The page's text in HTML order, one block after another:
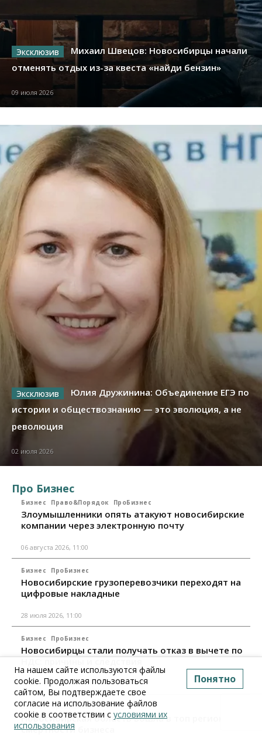
Михаил Швецов: Новосибирцы начали
отменять отдых из-за квеста «найди бензин»
09 июля 2026
Юлия Дружинина: Объединение ЕГЭ по
истории и обществознанию — это эволюция, а не
революция
02 июля 2026
Про Бизнес
Бизнес Право&Порядок ПроБизнес
Злоумышленники опять атакуют новосибирские
компании через электронную почту
06 августа 2026, 11:00
Бизнес ПроБизнес
Новосибирские грузоперевозчики переходят на
цифровые накладные
28 июля 2026, 11:00
Бизнес ПроБизнес
Новосибирцы стали получать отказ в вычете по
24 июля 2026, 10:30
Бизнес ПроБизнес
Новосибирская область вошла в топ регионов по
смертности бизнеса
На нашем сайте используются файлы
cookie. Продолжая пользоваться
сайтом, Вы подтверждаете свое
согласие на использование файлов
cookie в соответствии с условиями их
использования
Понятно